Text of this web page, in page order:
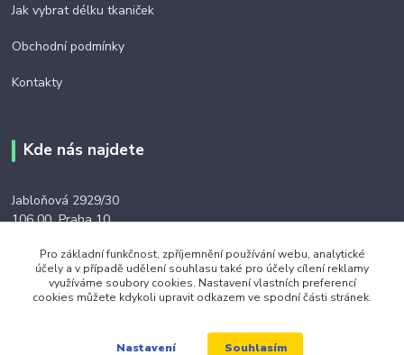
Jak vybrat délku tkaniček
Obchodní podmínky
Kontakty
Kde nás najdete
Jabloňová 2929/30
106 00 Praha 10
(na této adrese není prodejna ani výdejní místo)
Pro základní funkčnost, zpříjemnění používání webu, analytické
účely a v případě udělení souhlasu také pro účely cílení reklamy
využíváme soubory cookies. Nastavení vlastních preferencí
cookies můžete kdykoli upravit odkazem ve spodní části stránek.
Nastavení Souhlasím